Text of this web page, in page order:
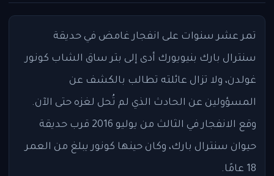
تمر عشر سنوات على انفجار غامض في حديقة
سنترال بارك بنيويورك أدى إلى بتر ساق الشاب كونور
غولدن، ولا تزال عائلته تطالب بالكشف عن
المسؤولين عن الحادث الذي لم تُحل لغزه حتى الآن.
وقع الانفجار في الثالث من يوليو 2016 قرب حديقة
حيوان سنترال بارك، وكان حينها كونور يبلغ من العمر
18 عامًا.